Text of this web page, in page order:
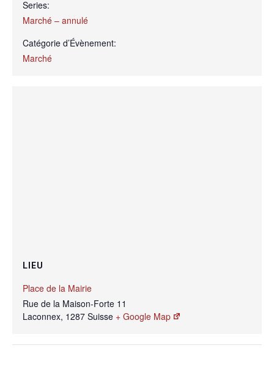
Series:
Marché – annulé
Catégorie d’Évènement:
Marché
LIEU
Place de la Mairie
Rue de la Maison-Forte 11
Laconnex, 1287 Suisse + Google Map